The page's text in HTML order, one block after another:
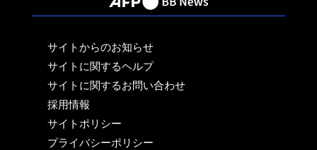
サイトからのお知らせ
サイトに関するヘルプ
サイトに関するお問い合わせ
採用情報
サイトポリシー
プライバシーポリシー